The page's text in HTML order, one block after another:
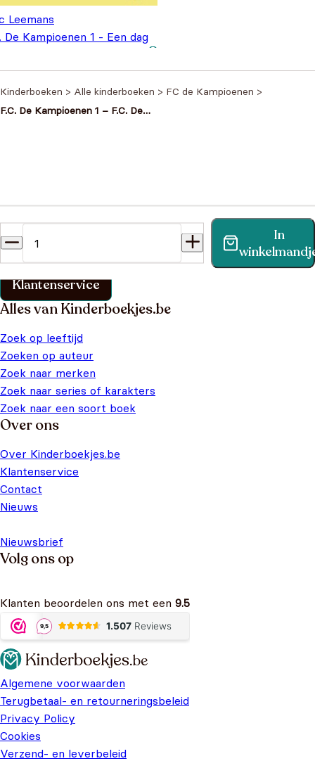
Leemans
De Kampioenen 1 - Een dag
Kinderboeken > Alle kinderboeken > FC de Kampioenen >
F.C. De Kampioenen 1 – F.C. De
In
Vind binnen no-time antwoord op je vraag op onze
klantenservice pagina.
Klantenservice
Alles van Kinderboekjes.be
Zoek op leeftijd
Zoeken op auteur
Zoek naar merken
Zoek naar series of karakters
Zoek naar een soort boek
Over ons
Over Kinderboekjes.be
Klantenservice
Contact
Nieuws
Nieuwsbrief
Volg ons op
Klanten beoordelen ons met een 9.5
Algemene voorwaarden
Terugbetaal- en retourneringsbeleid
Privacy Policy
Cookies
Verzend- en leverbeleid